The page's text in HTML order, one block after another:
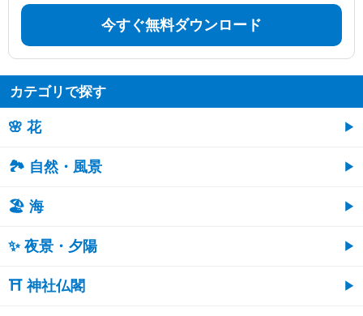
今すぐ無料ダウンロード
カテゴリで探す
🌸 花
🏞️ 自然・風景
🏖 海
✨ 夜景・夕陽
⛩ 神社仏閣